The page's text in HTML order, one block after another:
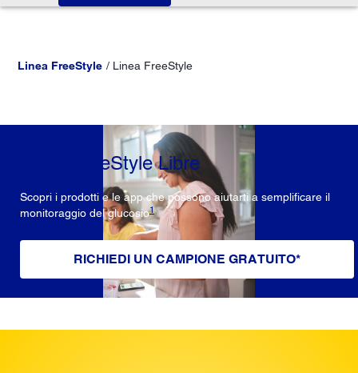
Linea FreeStyle Linea FreeStyle
Linea FreeStyle Libre
Scopri i prodotti e le app che possono aiutarti a semplificare il
monitoraggio del glucosio1
RICHIEDI UN CAMPIONE GRATUITO*